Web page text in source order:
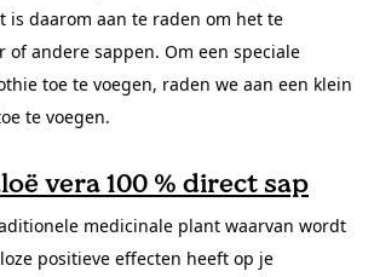
is daarom aan te raden om het te
of andere sappen. Om een speciale
toe te voegen, raden we aan een klein
te voegen.
vera 100 % direct sap
medicinale plant waarvan wordt
positieve effecten heeft op je